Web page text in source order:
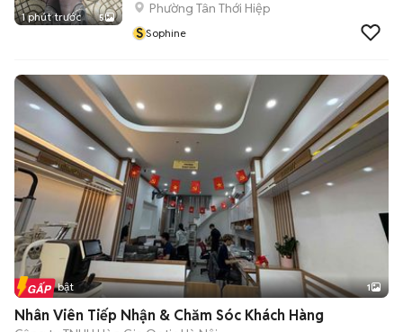
1 phút trước 5
Phường Tân Thới Hiệp
S Sophine
Tin nổi bật 1
Nhân Viên Tiếp Nhận & Chăm Sóc Khách Hàng